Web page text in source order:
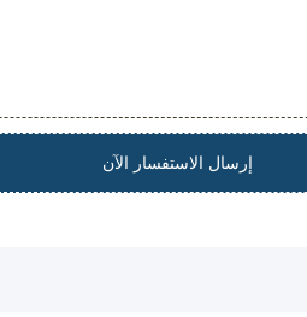
إرسال الاستفسار الآن